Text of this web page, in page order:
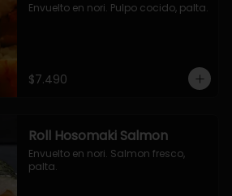
Envuelto en nori. Pulpo cocido, palta.
$7.490
Roll Hosomaki Salmon
Envuelto en nori. Salmon fresco,
palta.